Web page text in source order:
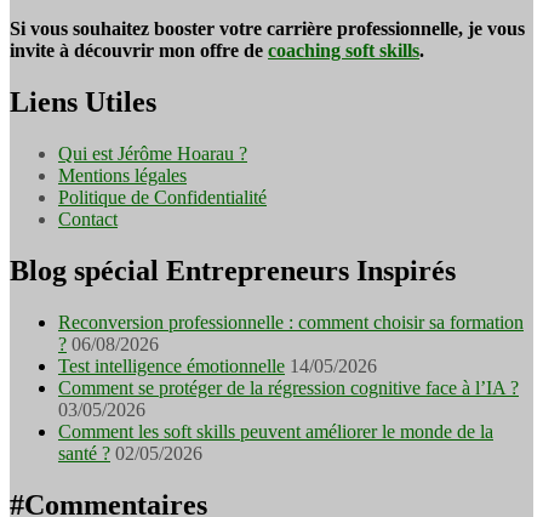
Si vous souhaitez booster votre carrière professionnelle, je vous
invite à découvrir mon offre de coaching soft skills.
Liens Utiles
Qui est Jérôme Hoarau ?
Mentions légales
Politique de Confidentialité
Contact
Blog spécial Entrepreneurs Inspirés
Reconversion professionnelle : comment choisir sa formation
? 06/08/2026
Test intelligence émotionnelle 14/05/2026
Comment se protéger de la régression cognitive face à l’IA ?
03/05/2026
Comment les soft skills peuvent améliorer le monde de la
santé ? 02/05/2026
#Commentaires